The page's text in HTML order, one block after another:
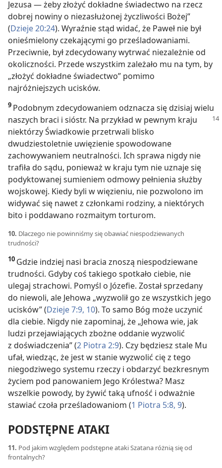
Jezusa — żeby złożyć dokładne świadectwo na rzecz
dobrej nowiny o niezasłużonej życzliwości Bożej”
(Dzieje 20:24). Wyraźnie stąd widać, że Paweł nie był
onieśmielony czekającymi go prześladowaniami.
Przeciwnie, był zdecydowany wytrwać niezależnie od
okoliczności. Przede wszystkim zależało mu na tym, by
„złożyć dokładne świadectwo” pomimo
najróżniejszych ucisków.
9 Podobnym zdecydowaniem odznacza się dzisiaj wielu
naszych braci i sióstr. Na przykład w pewnym kraju
niektórzy Świadkowie przetrwali blisko
dwudziestoletnie uwięzienie spowodowane
zachowywaniem neutralności. Ich sprawa nigdy nie
trafiła do sądu, ponieważ w kraju tym nie uznaje się
podyktowanej sumieniem odmowy pełnienia służby
wojskowej. Kiedy byli w więzieniu, nie pozwolono im
widywać się nawet z członkami rodziny, a niektórych
bito i poddawano rozmaitym torturom.
10. Dlaczego nie powinniśmy się obawiać niespodziewanych
trudności?
10 Gdzie indziej nasi bracia znoszą niespodziewane
trudności. Gdyby coś takiego spotkało ciebie, nie
ulegaj strachowi. Pomyśl o Józefie. Został sprzedany
do niewoli, ale Jehowa „wyzwolił go ze wszystkich jego
ucisków” (Dzieje 7:9, 10). To samo Bóg może uczynić
dla ciebie. Nigdy nie zapominaj, że „Jehowa wie, jak
ludzi przejawiających zbożne oddanie wyzwolić
z doświadczenia” (2 Piotra 2:9). Czy będziesz stale Mu
ufał, wiedząc, że jest w stanie wyzwolić cię z tego
niegodziwego systemu rzeczy i obdarzyć bezkresnym
życiem pod panowaniem Jego Królestwa? Masz
wszelkie powody, by żywić taką ufność i odważnie
stawiać czoła prześladowaniom (1 Piotra 5:8, 9).
PODSTĘPNE ATAKI
11. Pod jakim względem podstępne ataki Szatana różnią się od
frontalnych?